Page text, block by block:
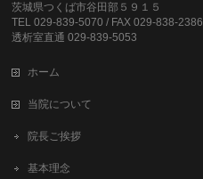
茨城県つくば市谷田部５９１５
TEL 029-839-5070 / FAX 029-838-2386
透析室直通 029-839-5053
ホーム
当院について
院長ご挨拶
基本理念